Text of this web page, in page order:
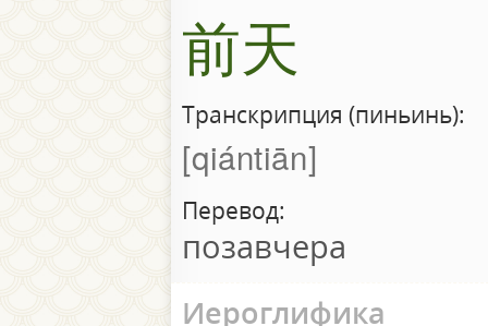
前天
Транскрипция (пиньинь):
qiántiān
Перевод:
позавчера
Иероглифика